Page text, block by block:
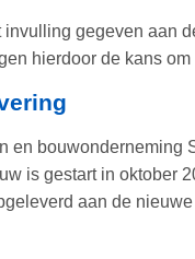
invulling gegeven aan
hierdoor de kans
en bouwonderneming
is gestart in oktober
aan de